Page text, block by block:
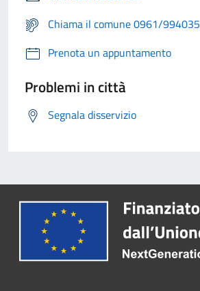
Chiama il comune 0961/994035
Prenota un appuntamento
Problemi in città
Segnala disservizio